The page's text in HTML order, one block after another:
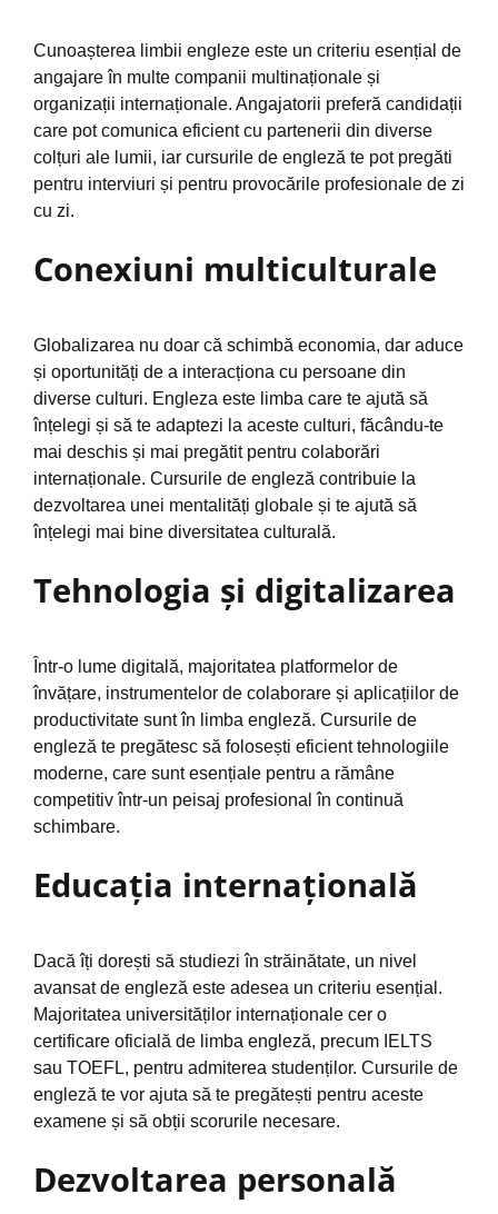
Cunoașterea limbii engleze este un criteriu esențial de
angajare în multe companii multinaționale și
organizații internaționale. Angajatorii preferă candidații
care pot comunica eficient cu partenerii din diverse
colțuri ale lumii, iar cursurile de engleză te pot pregăti
pentru interviuri și pentru provocările profesionale de zi
cu zi.
Conexiuni multiculturale
Globalizarea nu doar că schimbă economia, dar aduce
și oportunități de a interacționa cu persoane din
diverse culturi. Engleza este limba care te ajută să
înțelegi și să te adaptezi la aceste culturi, făcându-te
mai deschis și mai pregătit pentru colaborări
internaționale. Cursurile de engleză contribuie la
dezvoltarea unei mentalități globale și te ajută să
înțelegi mai bine diversitatea culturală.
Tehnologia și digitalizarea
Într-o lume digitală, majoritatea platformelor de
învățare, instrumentelor de colaborare și aplicațiilor de
productivitate sunt în limba engleză. Cursurile de
engleză te pregătesc să folosești eficient tehnologiile
moderne, care sunt esențiale pentru a rămâne
competitiv într-un peisaj profesional în continuă
schimbare.
Educația internațională
Dacă îți dorești să studiezi în străinătate, un nivel
avansat de engleză este adesea un criteriu esențial.
Majoritatea universităților internaționale cer o
certificare oficială de limba engleză, precum IELTS
sau TOEFL, pentru admiterea studenților. Cursurile de
engleză te vor ajuta să te pregătești pentru aceste
examene și să obții scorurile necesare.
Dezvoltarea personală